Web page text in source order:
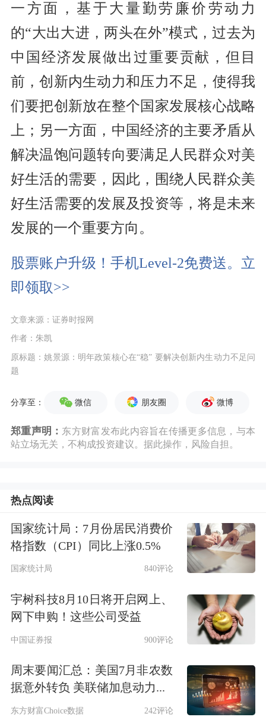
一方面，基于大量勤劳廉价劳动力
的“大出大进，两头在外”模式，过去为
中国经济发展做出过重要贡献，但目
前，创新内生动力和压力不足，使得我
们要把创新放在整个国家发展核心战略
上；另一方面，中国经济的主要矛盾从
解决温饱问题转向要满足人民群众对美
好生活的需要，因此，围绕人民群众美
好生活需要的发展及投资等，将是未来
发展的一个重要方向。
股票账户升级！手机Level-2免费送。立
即领取>>
文章来源：证券时报网
作者：朱凯
原标题：姚景源：明年政策核心在“稳” 要解决创新内生动力不足问
题
分享至： 微信 朋友圈 微博
郑重声明： 东方财富发布此内容旨在传播更多信息，与本
站立场无关，不构成投资建议。据此操作，风险自担。
热点阅读
国家统计局：7月份居民消费价
格指数（CPI）同比上涨0.5%
国家统计局 840评论
宇树科技8月10日将开启网上、
网下申购！这些公司受益
中国证券报 900评论
周末要闻汇总：美国7月非农数
据意外转负 美联储加息动力...
东方财富Choice数据 242评论